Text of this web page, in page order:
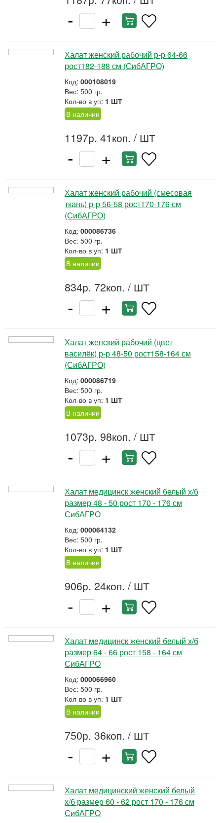
- +
Халат женский рабочий р-р 64-66
рост182-188 см (СибАГРО)
Код: 000108019
Вес: 500 гр.
Кол-во в уп: 1 ШТ
В наличии
1197р. 41коп. / ШТ
- +
Халат женский рабочий (смесовая
ткань) р-р 56-58 рост170-176 см
(СибАГРО)
Код: 000086736
Вес: 500 гр.
Кол-во в уп: 1 ШТ
В наличии
834р. 72коп. / ШТ
- +
Халат женский рабочий (цвет
василёк) р-р 48-50 рост158-164 см
(СибАГРО)
Код: 000086719
Вес: 500 гр.
Кол-во в уп: 1 ШТ
В наличии
1073р. 98коп. / ШТ
- +
Халат медицинск женский белый х/б
размер 48 - 50 рост 170 - 176 см
СибАГРО
Код: 000064132
Вес: 500 гр.
Кол-во в уп: 1 ШТ
В наличии
906р. 24коп. / ШТ
- +
Халат медицинск женский белый х/б
размер 64 - 66 рост 158 - 164 см
СибАГРО
Код: 000066960
Вес: 500 гр.
Кол-во в уп: 1 ШТ
В наличии
750р. 36коп. / ШТ
- +
Халат медицинский женский белый
х/б размер 60 - 62 рост 170 - 176 см
СибАГРО